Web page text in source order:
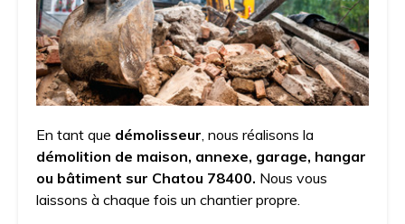
En tant que démolisseur , nous réalisons la
démolition de maison, annexe, garage, hangar
ou bâtiment sur Chatou 78400. Nous vous
laissons à chaque fois un chantier propre.